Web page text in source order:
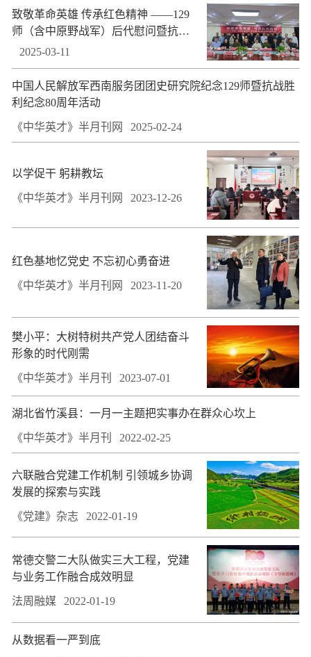
致敬革命英雄 传承红色精神 ——129
师（含中原野战军）后代慰问暨抗战
胜利80周年活动在京举行
2025-03-11
中国人民解放军西南服务团团史研究院纪念129师暨抗战胜
利纪念80周年活动
《中华英才》半月刊网 2025-02-24
以学促干 躬耕教坛
《中华英才》半月刊网 2023-12-26
​红色基地忆党史 不忘初心勇奋进
《中华英才》半月刊网 2023-11-20
樊小平：大树特树共产党人团结奋斗
形象的时代刚需
《中华英才》半月刊 2023-07-01
湖北省竹溪县：一月一主题把实事办在群众心坎上
《中华英才》半月刊 2022-02-25
六联融合党建工作机制 引领城乡协调
发展的探索与实践
《党建》杂志 2022-01-19
常德交警二大队做实三大工程，党建
与业务工作融合成效明显
法周融媒 2022-01-19
从数据看一严到底